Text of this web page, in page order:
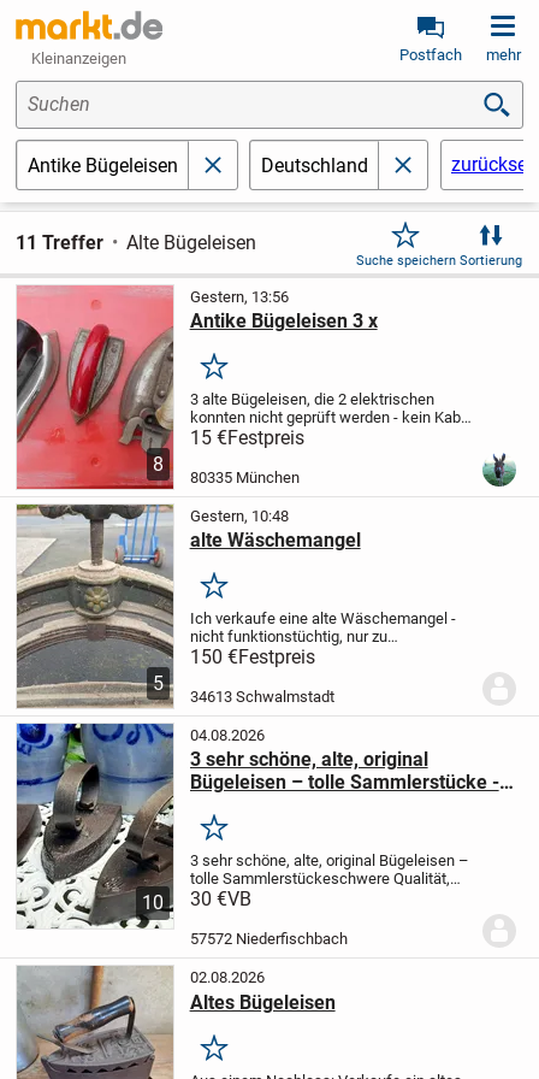
Kleinanzeigen Postfach mehr
Suchen
Antike Bügeleisen schließenDeutschland schließen
11 Treffer Alte Bügeleisen
Suche speichern Sortierung
8
Gestern, 13:56
Antike Bügeleisen 3 x
Merken
3 alte Bügeleisen, die 2 elektrischen
konnten nicht geprüft werden - kein Kabel
vorhanden, das ohne funktioniert :-) Keine
Bügelfalte.. Besichtigung erwünscht,
Verkaufspreis 2 x 15 € (Elektrisch) 1...
15 €Festpreis
80335 München
5
Gestern, 10:48
alte Wäschemangel
Merken
Ich verkaufe eine alte Wäschemangel -
nicht funktionstüchtig, nur zu
Dekozwecken bzw. an
Festpreis: 150,00 Euro
ein Privatverkauf - keine Haftung,
150 €Festpreis
34613 Schwalmstadt
10
04.08.2026
3 sehr schöne, alte, original
Bügeleisen – tolle Sammlerstücke -
Merken
3 sehr schöne, alte, original Bügeleisen –
tolle Sammlerstückeschwere Qualität,
aus
Prägungen1 Eisen hat die Prägung 18 KO-
30 €VB
57572 Niederfischbach
02.08.2026
Altes Bügeleisen
Merken